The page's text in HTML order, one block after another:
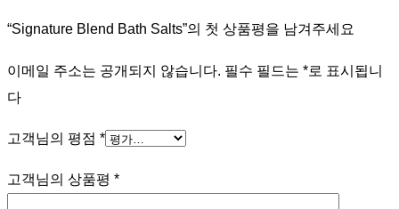
“Signature Blend Bath Salts”의 첫 상품평을 남겨주세요
이메일 주소는 공개되지 않습니다. 필수 필드는 *로 표시됩니
다
고객님의 평점 *
고객님의 상품평 *